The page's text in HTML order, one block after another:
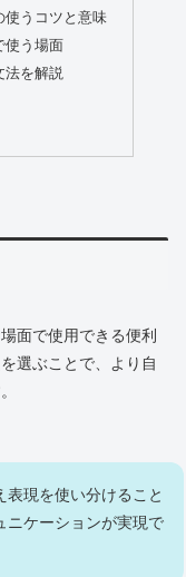
使うコツと意味
使う場面
法を解説
面で使用できる便利
選ぶことで、より自
現を使い分けること
ニケーションが実現で